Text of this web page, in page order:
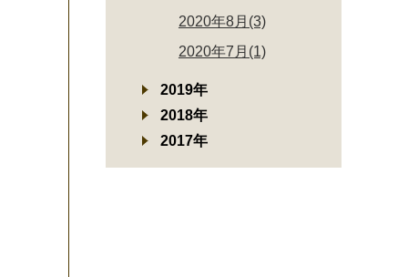
2020年8月(3)
2020年7月(1)
2019年
2018年
2017年